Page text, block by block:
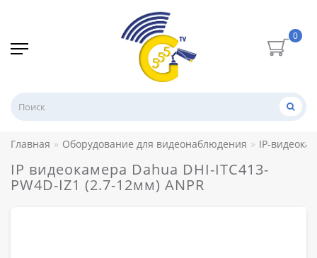
0
Главная Оборудование для видеонаблюдения IP-
IP видеокамера Dahua DHI-ITC413-
PW4D-IZ1 (2.7-12мм) ANPR